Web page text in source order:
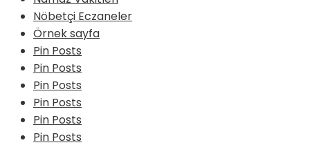
Nöbetçi Eczaneler
Örnek sayfa
Pin Posts
Pin Posts
Pin Posts
Pin Posts
Pin Posts
Pin Posts